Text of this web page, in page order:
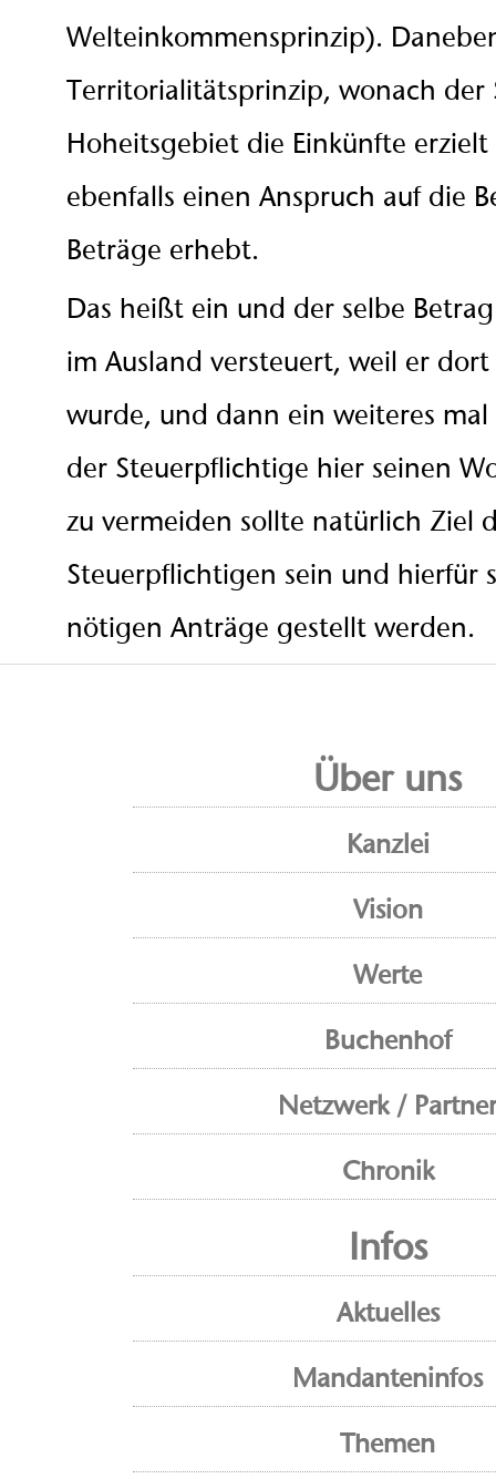
Welteinkommensprinzip).
Territorialitätsprinzip, wonach der
Hoheitsgebiet die Einkünfte
ebenfalls einen Anspruch auf die
Beträge erhebt.
Das heißt ein und der selbe
im Ausland versteuert, weil er
wurde, und dann ein weiteres
der Steuerpflichtige hier seinen
zu vermeiden sollte natürlich Ziel
Steuerpflichtigen sein und hierfür
nötigen Anträge gestellt werden.
Über uns
Kanzlei
Vision
Werte
Buchenhof
Netzwerk / Partner
Chronik
Infos
Aktuelles
Mandanteninfos
Themen